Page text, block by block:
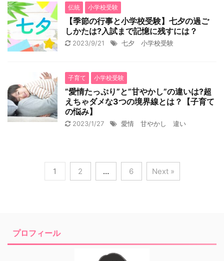
伝統 小学校受験
【季節の行事と小学校受験】七夕の過ご
しかたは?入試まで記憶に残すには？
2023/9/21 七夕 小学校受験
子育て 小学校受験
”愛情たっぷり”と”甘やかし”の違いは?超
えちゃダメな3つの境界線とは？【子育て
の悩み】
2023/1/27 愛情 甘やかし 違い
1 2 … 6 Next »
プロフィール